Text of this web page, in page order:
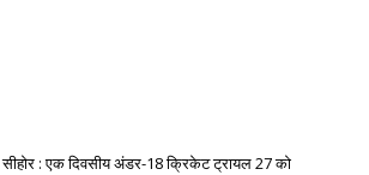
सीहोर : एक दिवसीय अंडर-18 क्रिकेट ट्रायल 27 को